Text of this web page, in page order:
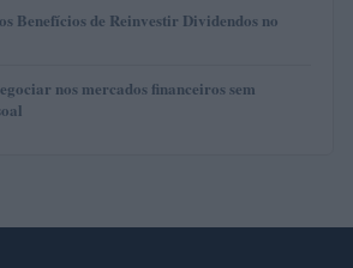
Benefícios de Reinvestir Dividendos no
nos mercados financeiros sem